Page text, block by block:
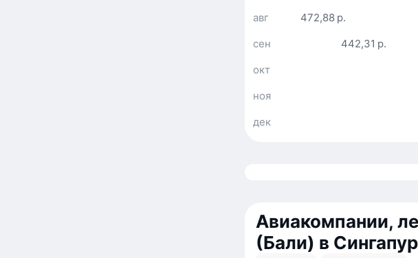
472,88 р.
авг
442,31 р.
сен
окт
ноя
дек
Авиакомпании,
(Бали) в Сингапур